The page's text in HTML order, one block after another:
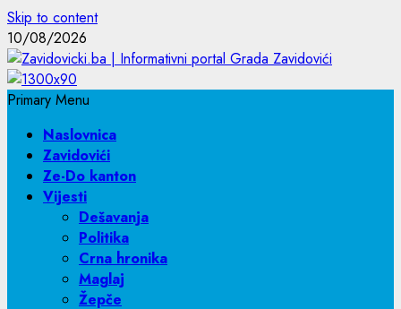
Skip to content
10/08/2026
Primary Menu
Naslovnica
Zavidovići
Ze-Do kanton
Vijesti
Dešavanja
Politika
Crna hronika
Maglaj
Žepče